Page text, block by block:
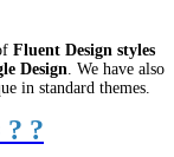
Fluent Design styles
Design. We have also
in standard themes.
? ?